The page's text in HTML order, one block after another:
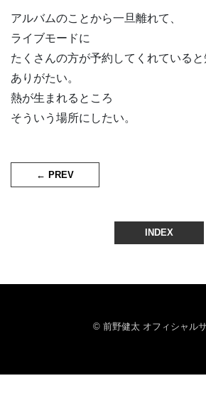
アルバムのことから一旦離れて、
ライブモードに
たくさんの方が予約してくれている
ありがたい。
熱が生まれるところ
そういう場所にしたい。
← PREV
INDEX
© 前野健太 オフィシャル